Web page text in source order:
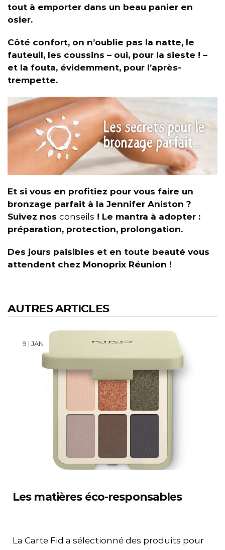
tout à emporter dans un beau panier en
osier.
Côté confort, on n’oublie pas la natte, le
fauteuil, les coussins – oui, pour la sieste ! –
et la fouta, évidemment, pour l’après-
trempette.
Et si vous en profitiez pour vous faire un
bronzage parfait à la Jennifer Aniston ?
Suivez nos conseils ! Le mantra à adopter :
préparation, protection, prolongation.
Des jours paisibles et en toute beauté vous
attendent chez Monoprix Réunion !
AUTRES ARTICLES
9 | JAN
Les matières éco-responsables
La Carte Fid a sélectionné des produits pour